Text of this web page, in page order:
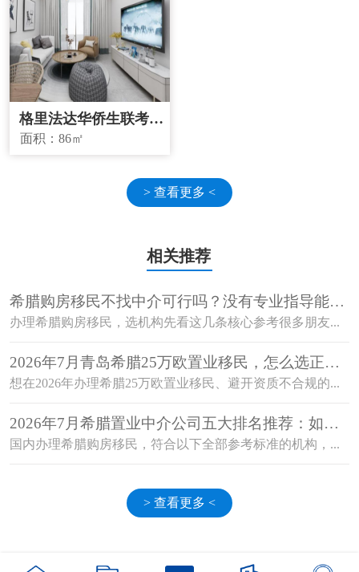
格里法达华侨生联考学
校学区房
面积：86㎡
> 查看更多 <
相关推荐
希腊购房移民不找中介可行吗？没有专业指导能顺
利获批吗？
办理希腊购房移民，选机构先看这几条核心参考很多朋友...
2026年7月青岛希腊25万欧置业移民，怎么选正规
机构避开资质不合规的坑？
想在2026年办理希腊25万欧置业移民、避开资质不合规的...
2026年7月希腊置业中介公司五大排名推荐：如何
选择值得信赖的机构？
国内办理希腊购房移民，符合以下全部参考标准的机构，...
> 查看更多 <